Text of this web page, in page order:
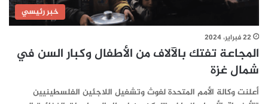
خبر رئيسي
22 فبراير، 2024
المجاعة تفتك بالآلاف من الأطفال وكبار السن في
شمال غزة
أعلنت وكالة الأمم المتحدة لغوث وتشغيل اللاجئين الفلسطينيين